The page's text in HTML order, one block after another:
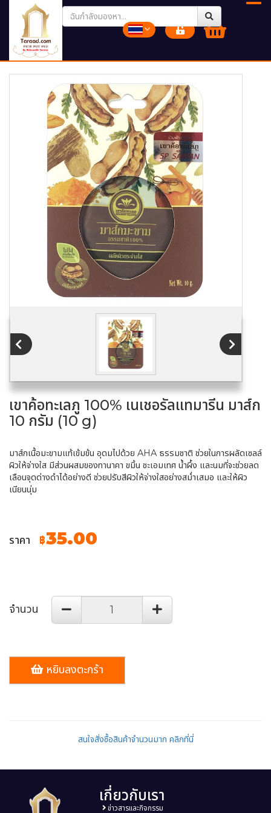
เขาค้อทะเลภู 100% เนเชอรัลแทมารีน มาส์ก
10 กรัม (10 g)
มาส์กเนื้อมะขามแท้เข้มข้น อุดมไปด้วย AHA ธรรมชาติ ช่วยในการผลัดเซลล์
ผิวให้จ่างใส มีส่วนผสมของทานาคา ขมิ้น ชะเอมเทศ น้ำผึ้ง และนมที่จะช่วยลด
เลือนจุดด่างดำได้อย่างดี ช่วยปรับสีผิวให้จ่างใสอย่างสม่ำเสมอ และให้ผิว
เนียนนุ่ม
ราคา ฿35.00
จำนวน
หยิบลงตะกร้า
สนใจสั่งซื้อสินค้าจำนวนมาก คลิกที่นี่
เกี่ยวกับเรา
ข่าวสารและกิจกรรม